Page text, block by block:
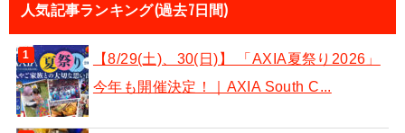
人気記事ランキング(過去7日間)
【8/29(土)、30(日)】 「AXIA夏祭り2026」
今年も開催決定！｜AXIA South C...